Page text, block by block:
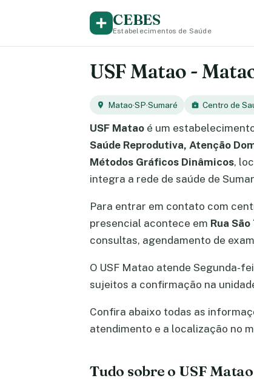
CEBES
Estabelecimentos de Saúde
USF Matao -
Matao·SP·Sumaré Centro de
USF Matao é um
Saúde Reprodutiva, Atenção
Métodos Gráficos Dinâmicos,
integra a rede de saúde de
Para entrar em contato com
presencial acontece em Rua
consultas, agendamento de
O USF Matao atende Segunda-
sujeitos a confirmação na
Confira abaixo todas as
atendimento e a localização no
Tudo sobre o USF Matao